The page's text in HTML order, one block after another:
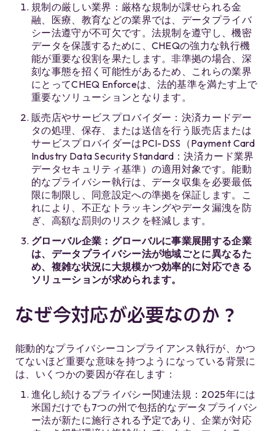
規制の厳しい業界：厳格な規制が課せられる金
融、医療、教育などの業界では、データプライバ
シー法遵守が不可欠です。法規制を遵守し、機密
データを保護するために、CHEQの強力な執行機
能が重要な役割を果たします。非準拠の場合、深
刻な事態を招く可能性があるため、これらの業界
にとってCHEQ Enforceは、法的基準を満たす上で
重要なソリューションとなります。
販売店やサービスプロバイダー：決済カードデー
タの処理、保存、または送信を行う販売店または
サービスプロバイダーはPCI-DSS（Payment Card
Industry Data Security Standard：決済カード業界
データセキュリティ基準）の適用対象です。能動
的なプライバシー執行は、データ収集を必要最低
限に制限し、同意設定への準拠を保証します。こ
れにより、不正なトラッキングやデータ漏洩を防
ぎ、高額な罰則のリスクを軽減します。
グローバル企業：グローバルに事業展開する企業
は、データプライバシー法が地域ごとに異なるた
め、複雑な状況に大規模かつ効率的に対応できる
ソリューションが求められます。
なぜ今対応が必要なのか？
能動的なプライバシーコンプライアンス執行が、かつ
てないほど重要な意味を持つようになっている背景に
は、いくつかの要因が存在します：
進化し続けるプライバシー関連法規：2025年には
米国だけでも7つの州で包括的なデータプライバシ
ー法が新たに施行される予定であり、企業が対応